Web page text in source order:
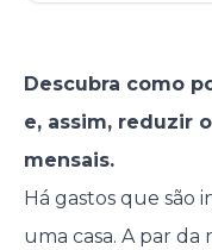
Descubra como
e, assim, reduzir
mensais.
Há gastos que são
uma casa. A par